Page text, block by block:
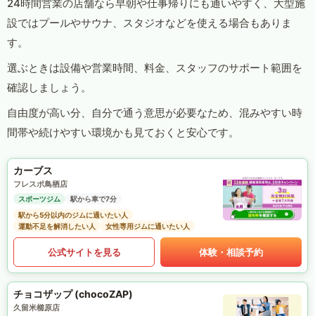
24時間営業の店舗なら早朝や仕事帰りにも通いやすく、大型施
設ではプールやサウナ、スタジオなどを使える場合もありま
す。
選ぶときは設備や営業時間、料金、スタッフのサポート範囲を
確認しましょう。
自由度が高い分、自分で通う意思が必要なため、混みやすい時
間帯や続けやすい環境かも見ておくと安心です。
カーブス
フレスポ鳥栖店
スポーツジム
駅から車で7分
駅から5分以内のジムに通いたい人
運動不足を解消したい人
女性専用ジムに通いたい人
公式サイトを見る 体験・相談予約
チョコザップ (chocoZAP)
久留米櫛原店